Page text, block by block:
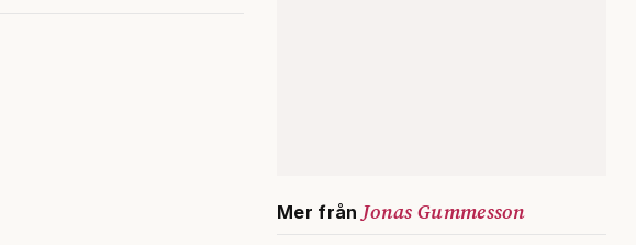
Mer från Jonas Gummesson